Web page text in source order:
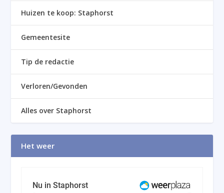
Huizen te koop: Staphorst
Gemeentesite
Tip de redactie
Verloren/Gevonden
Alles over Staphorst
Het weer